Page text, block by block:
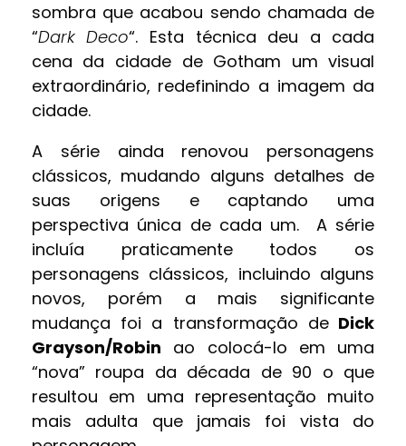
sombra que acabou sendo chamada de
“Dark Deco“. Esta técnica deu a cada
cena da cidade de Gotham um visual
extraordinário, redefinindo a imagem da
cidade.
A série ainda renovou personagens
clássicos, mudando alguns detalhes de
suas origens e captando uma
perspectiva única de cada um. A série
incluía praticamente todos os
personagens clássicos, incluindo alguns
novos, porém a mais significante
mudança foi a transformação deDick
Grayson/Robin ao colocá-lo em uma
“nova” roupa da década de 90 o que
resultou em uma representação muito
mais adulta que jamais foi vista do